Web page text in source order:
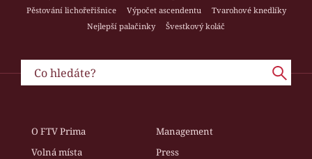
Pěstování lichořeřišnice
Výpočet ascendentu
Tvarohové knedlíky
Nejlepší palačinky
Švestkový koláč
O FTV Prima
Management
Volná místa
Press